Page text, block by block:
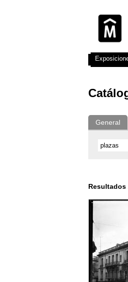
General
Resultados